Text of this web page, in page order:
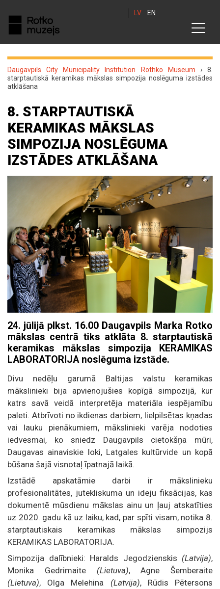
LV EN
Daugavpils City Municipality Institution Rothko Museum ›8.
starptautiskā keramikas mākslas simpozija noslēguma izstādes
atklāšana
8. STARPTAUTISKĀ
KERAMIKAS MĀKSLAS
SIMPOZIJA NOSLĒGUMA
IZSTĀDES ATKLĀŠANA
24. jūlijā plkst. 16.00 Daugavpils Marka Rotko
mākslas centrā tiks atklāta 8. starptautiskā
keramikas mākslas simpozija KERAMIKAS
LABORATORIJA noslēguma izstāde.
Divu nedēļu garumā Baltijas valstu keramikas
mākslinieki bija apvienojušies kopīgā simpozijā, kur
katrs savā veidā interpretēja materiāla iespējamību
paleti. Atbrīvoti no ikdienas darbiem, lielpilsētas kņadas
vai lauku pienākumiem, mākslinieki varēja nodoties
iedvesmai, ko sniedz Daugavpils cietokšņa mūri,
Daugavas ainaviskie loki, Latgales kultūrvide un kopā
būšana šajā visnotaļ īpatnajā laikā.
Izstādē apskatāmie darbi ir mākslinieku
profesionalitātes, jutekliskuma un ideju fiksācijas, kas
dokumentē mūsdienu mākslas ainu un ļauj atskatīties
uz 2020. gadu kā uz laiku, kad, par spīti visam, notika 8.
starptautiskais keramikas mākslas simpozijs
KERAMIKAS LABORATORIJA.
Simpozija dalībnieki: Haralds Jegodzienskis (Latvija),
Monika Gedrimaite (Lietuva), Agne Šemberaite
(Lietuva), Olga Melehina (Latvija), Rūdis Pētersons